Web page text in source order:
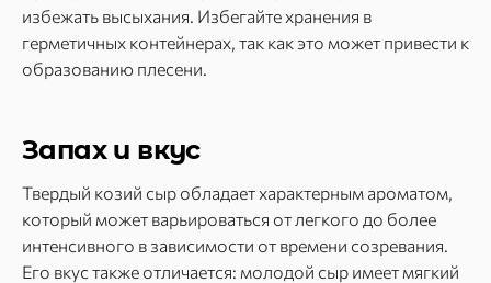
избежать высыхания. Избегайте хранения в
герметичных контейнерах, так как это может привести к
образованию плесени.
Запах и вкус
Твердый козий сыр обладает характерным ароматом,
который может варьироваться от легкого до более
интенсивного в зависимости от времени созревания.
Его вкус также отличается: молодой сыр имеет мягкий